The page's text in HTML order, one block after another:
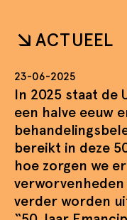
ACTUEEL
23-06-2025
In 2025 staat de
een halve eeuw
bereikt in deze
hoe zorgen we
verder worden